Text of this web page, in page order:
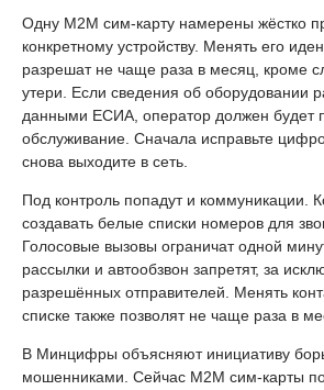
Одну M2M сим-карту намерены жёстко
конкретному устройству. Менять его
разрешат не чаще раза в месяц, кроме
утери. Если сведения об оборудовании
данными ЕСИА, оператор должен будет
обслуживание. Сначала исправьте
снова выходите в сеть.
Под контроль попадут и коммуникации.
создавать белые списки номеров для
Голосовые вызовы ограничат одной
рассылки и автообзвон запретят, за
разрешённых отправителей. Менять
списке также позволят не чаще раза в
В Минцифры объясняют инициативу
мошенниками. Сейчас M2M сим-карты